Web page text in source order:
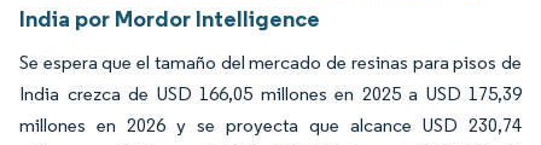
India por Mordor Intelligence
Se espera que el tamaño del mercado de resinas para pisos de
India crezca de USD 166,05 millones en 2025 a USD 175,39
millones en 2026 y se proyecta que alcance USD 230,74